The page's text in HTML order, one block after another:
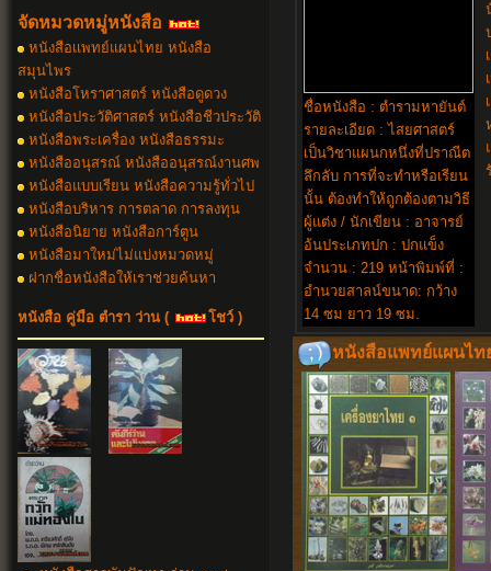
จัดหมวดหมู่หนังสือ
หนังสือเเพทย์แผนไทย หนังสือ
สมุนไพร
หนังสือโหราศาสตร์ หนังสือดูดวง
หนังสือประวัติศาสตร์ หนังสือชีวประวัติ
หนังสือพระเครื่อง หนังสือธรรมะ
หนังสืออนุสรณ์ หนังสืออนุสรณ์งานศพ
หนังสือแบบเรียน หนังสือความรู้ทั่วไป
หนังสือบริหาร การตลาด การลงทุน
หนังสือนิยาย หนังสือการ์ตูน
หนังสือมาใหม่ไม่แบ่งหมวดหม
ฝากชื่อหนังสือให้เราช่วยค้นหา
หนังสือ คู่มือ ตำรา ว่าน ( โชว์ )
ชื่อหนังสือ : ตำรามหายันต์
รายละเอียด : ไสยศาสตร์
เป็นวิชาแผนกหนึ่งที่ปราณีต
ลึกลับ การที่จะทำหรือเรียน
นั้น ต้องทำให้ถูกต้องตามวิธี
ผู้แต่ง / นักเขียน : อาจารย์
อ้นประเภทปก : ปกแข็ง
จำนวน : 219 หน้าพิมพ์ที่ :
อำนวยสาลน์ขนาด: กว้าง
14 ซม ยาว 19 ซม.
หนังสือแพทย์แผนไท